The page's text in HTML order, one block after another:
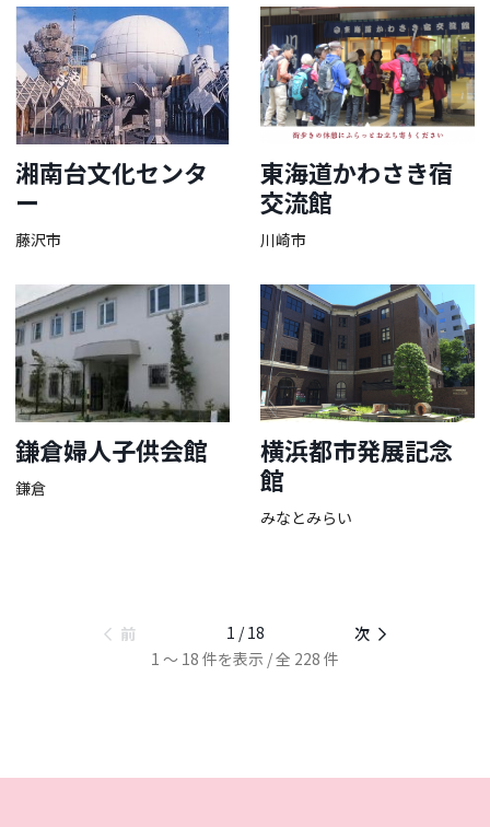
湘南台文化センタ
ー
藤沢市
東海道かわさき宿
交流館
川崎市
鎌倉婦人子供会館
鎌倉
横浜都市発展記念
館
みなとみらい
前 1 / 18
次
1 ～ 18 件を表示 / 全 228 件